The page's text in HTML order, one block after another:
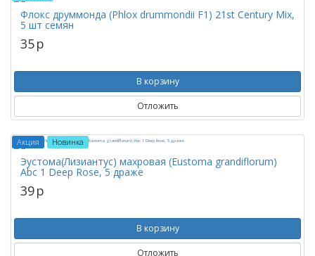
Флокс друммонда (Phlox drummondii F1) 21st Century Mix,
5 шт семян
35p
В корзину
Отложить
Акция Новинка
Эустома(Лизиантус) махровая (Eustoma grandiflorum)
Abc 1 Deep Rose, 5 драже
39p
В корзину
Отложить